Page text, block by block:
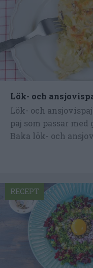
Lök- och
Lök- och
paj som passar
Baka lök- och
RECEPT